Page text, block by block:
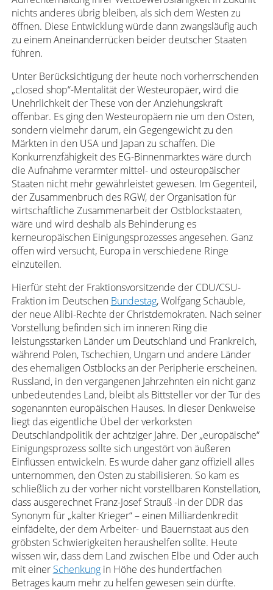
nichts anderes übrig bleiben, als sich dem Westen zu
öffnen. Diese Entwicklung würde dann zwangsläufig auch
zu einem Aneinanderrücken beider deutscher Staaten
führen.
Unter Berücksichtigung der heute noch vorherrschenden
„closed shop“-Mentalität der Westeuropäer, wird die
Unehrlichkeit der These von der Anziehungskraft
offenbar. Es ging den Westeuropäern nie um den Osten,
sondern vielmehr darum, ein Gegengewicht zu den
Märkten in den USA und Japan zu schaffen. Die
Konkurrenzfähigkeit des EG-Binnenmarktes wäre durch
die Aufnahme verarmter mittel- und osteuropäischer
Staaten nicht mehr gewährleistet gewesen. Im Gegenteil,
der Zusammenbruch des RGW, der Organisation für
wirtschaftliche Zusammenarbeit der Ostblockstaaten,
wäre und wird deshalb als Behinderung es
kerneuropäischen Einigungsprozesses angesehen. Ganz
offen wird versucht, Europa in verschiedene Ringe
einzuteilen.
Hierfür steht der Fraktionsvorsitzende der CDU/CSU-
Fraktion im Deutschen Bundestag, Wolfgang Schäuble,
der neue Alibi-Rechte der Christdemokraten. Nach seiner
Vorstellung befinden sich im inneren Ring die
leistungsstarken Länder um Deutschland und Frankreich,
während Polen, Tschechien, Ungarn und andere Länder
des ehemaligen Ostblocks an der Peripherie erscheinen.
Russland, in den vergangenen Jahrzehnten ein nicht ganz
unbedeutendes Land, bleibt als Bittsteller vor der Tür des
sogenannten europäischen Hauses. In dieser Denkweise
liegt das eigentliche Übel der verkorksten
Deutschlandpolitik der achtziger Jahre. Der „europäische“
Einigungsprozess sollte sich ungestört von äußeren
Einflüssen entwickeln. Es wurde daher ganz offiziell alles
unternommen, den Osten zu stabilisieren. So kam es
schließlich zu der vorher nicht vorstellbaren Konstellation,
dass ausgerechnet Franz-Josef Strauß -in der DDR das
Synonym für „kalter Krieger“ – einen Milliardenkredit
einfädelte, der dem Arbeiter- und Bauernstaat aus den
gröbsten Schwierigkeiten heraushelfen sollte. Heute
wissen wir, dass dem Land zwischen Elbe und Oder auch
mit einer Schenkungin Höhe des hundertfachen
Betrages kaum mehr zu helfen gewesen sein dürfte.